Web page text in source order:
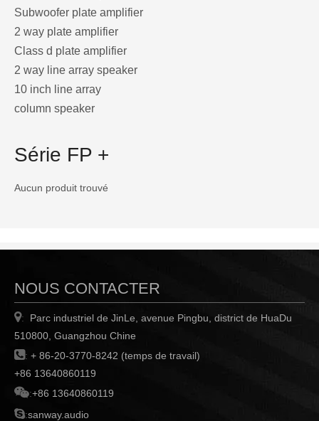
Subwoofer plate amplifier
2 way plate amplifier
Class d plate amplifier
2 way line array speaker
10 inch line array
column speaker
Série FP +
Aucun produit trouvé
NOUS CONTACTER
:
Parc industriel de JinLe, avenue Pingbu, district de HuaDu
510800, Guangzhou Chine
: + 86-20-3770-8242 (temps de travail)
+86 13640860119
:+86 13640860119
:sanway.audio